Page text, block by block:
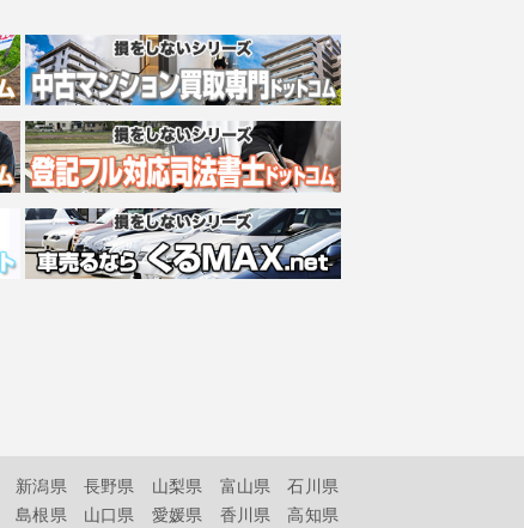
新潟県 長野県 山梨県 富山県
石川県
島根県 山口県 愛媛県 香川県 高知県